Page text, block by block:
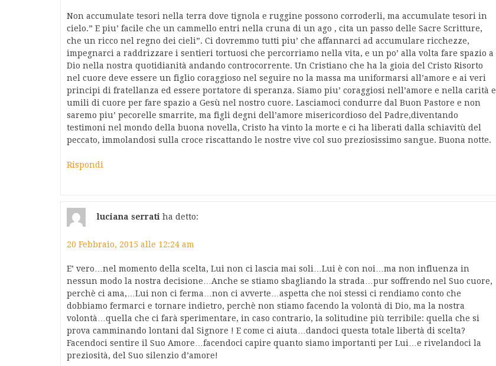
Non accumulate tesori nella terra dove tignola e ruggine possono corroderli, ma accumulate tesori in
cielo.” E piu’ facile che un cammello entri nella cruna di un ago , cita un passo delle Sacre Scritture,
che un ricco nel regno dei cieli”. Ci dovremmo tutti piu’ che affannarci ad accumulare ricchezze,
impegnarci a raddrizzare i sentieri tortuosi che percorriamo nella vita, e un po’ alla volta fare spazio a
Dio nella nostra quotidianità andando controcorrente. Un Cristiano che ha la gioia del Cristo Risorto
nel cuore deve essere un figlio coraggioso nel seguire no la massa ma uniformarsi all’amore e ai veri
principi di fratellanza ed essere portatore di speranza. Siamo piu’ coraggiosi nell’amore e nella carità e
umili di cuore per fare spazio a Gesù nel nostro cuore. Lasciamoci condurre dal Buon Pastore e non
saremo piu’ pecorelle smarrite, ma figli degni dell’amore misericordioso del Padre,diventando
testimoni nel mondo della buona novella, Cristo ha vinto la morte e ci ha liberati dalla schiavitù del
peccato, immolandosi sulla croce riscattando le nostre vive col suo preziosissimo sangue. Buona notte.
Rispondi
luciana serrati ha detto:
20 Febbraio, 2015 alle 12:24 am
E’ vero…nel momento della scelta, Lui non ci lascia mai soli…Lui è con noi…ma non influenza in
nessun modo la nostra decisione…Anche se stiamo sbagliando la strada…pur soffrendo nel Suo cuore,
perchè ci ama,…Lui non ci ferma…non ci avverte…aspetta che noi stessi ci rendiamo conto che
dobbiamo fermarci e tornare indietro, perchè non stiamo facendo la volontà di Dio, ma la nostra
volontà…quella che ci farà sperimentare, in caso contrario, la solitudine più terribile: quella che si
prova camminando lontani dal Signore ! E come ci aiuta…dandoci questa totale libertà di scelta?
Facendoci sentire il Suo Amore…facendoci capire quanto siamo importanti per Lui…e rivelandoci la
preziosità, del Suo silenzio d’amore!